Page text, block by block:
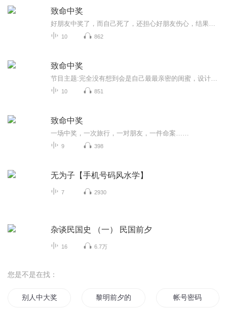
致命中奖
10 862
致命中奖
10 851
致命中奖
一场中奖，一次旅行，一对朋友，一件命案……
9 398
无为子【手机号码风水学】
7 2930
杂谈民国史 （一） 民国前夕
16 6.7万
您是不是在找：
别人中大奖之后 黎明前夕的光 帐号密码